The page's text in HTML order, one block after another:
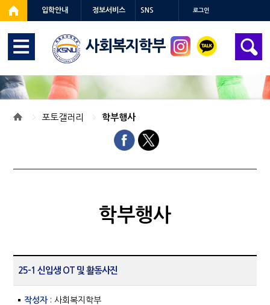
입학안내 정보서비스 SNS 로그인
사회복지학부
포토갤러리 학부행사
학부행사
25-1 신입생 OT 및 활동사진
작성자 : 사회복지학부